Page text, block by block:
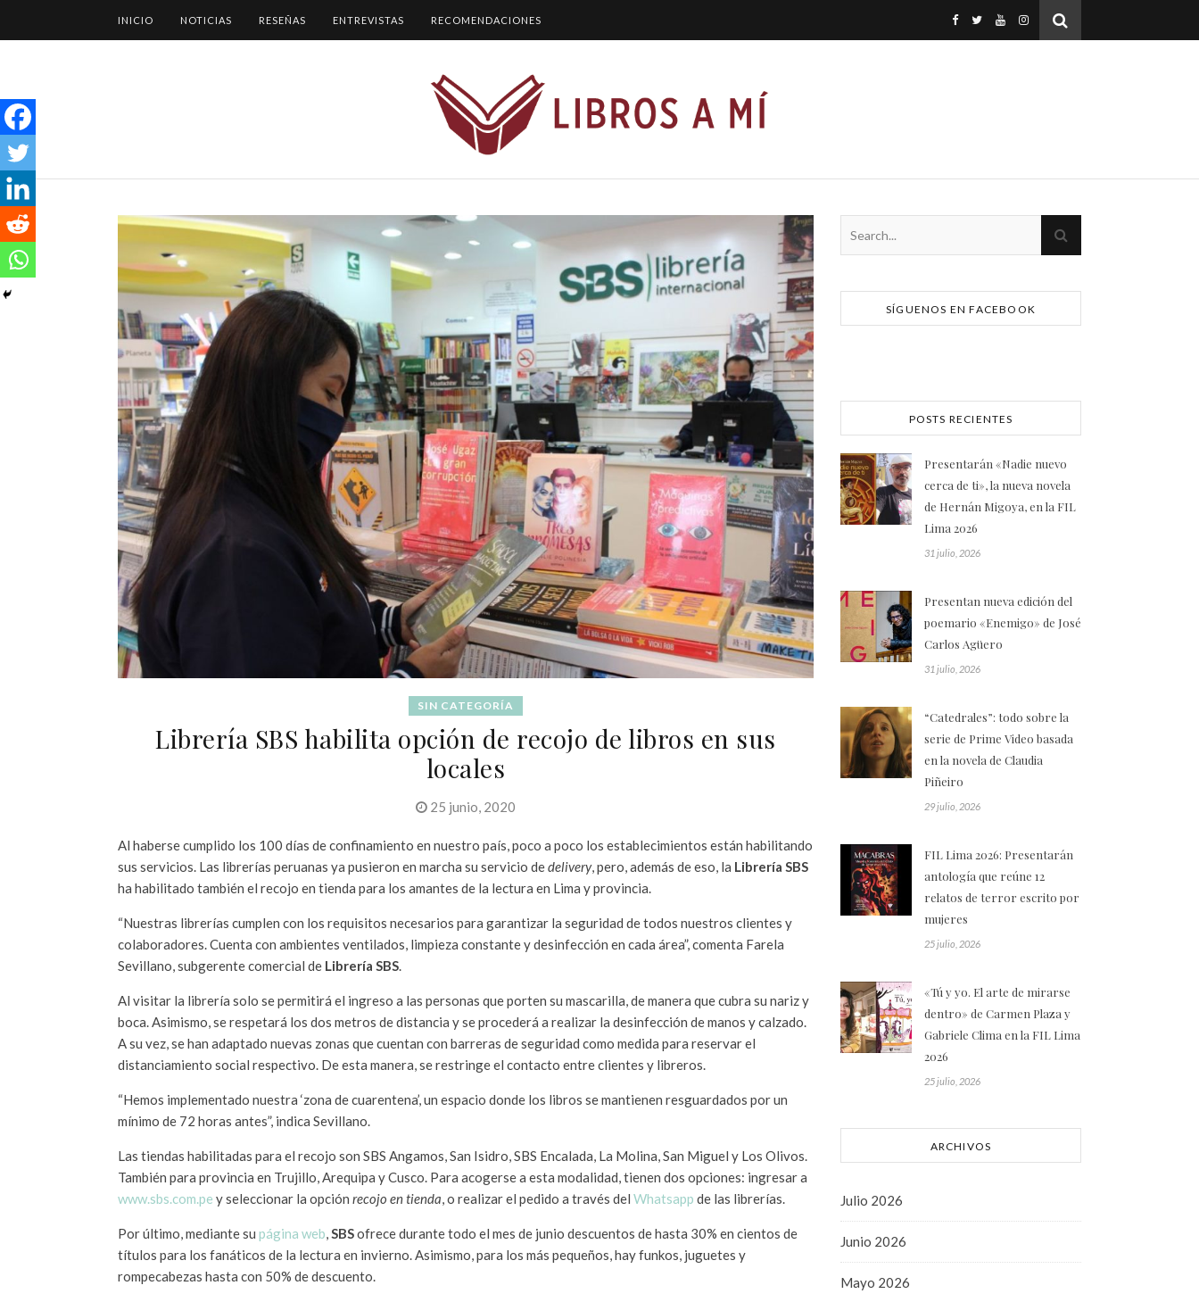
INICIO NOTICIAS RESEÑAS ENTREVISTAS RECOMENDACIONES
SIN CATEGORÍA
Librería SBS habilita opción de recojo de libros en sus
locales
25 junio, 2020
Al haberse cumplido los 100 días de confinamiento en nuestro país, poco a poco los establecimientos están habilitando
sus servicios. Las librerías peruanas ya pusieron en marcha su servicio dedelivery, pero, además de eso, la Librería SBS
ha habilitado también el recojo en tienda para los amantes de la lectura en Lima y provincia.
“Nuestras librerías cumplen con los requisitos necesarios para garantizar la seguridad de todos nuestros clientes y
colaboradores. Cuenta con ambientes ventilados, limpieza constante y desinfección en cada área”, comenta Farela
Sevillano, subgerente comercial de Librería SBS.
Al visitar la librería solo se permitirá el ingreso a las personas que porten su mascarilla, de manera que cubra su nariz y
boca. Asimismo, se respetará los dos metros de distancia y se procederá a realizar la desinfección de manos y calzado.
A su vez, se han adaptado nuevas zonas que cuentan con barreras de seguridad como medida para reservar el
distanciamiento social respectivo. De esta manera, se restringe el contacto entre clientes y libreros.
“Hemos implementado nuestra ‘zona de cuarentena’, un espacio donde los libros se mantienen resguardados por un
mínimo de 72 horas antes”, indica Sevillano.
Las tiendas habilitadas para el recojo son SBS Angamos, San Isidro, SBS Encalada, La Molina, San Miguel y Los Olivos.
También para provincia en Trujillo, Arequipa y Cusco. Para acogerse a esta modalidad, tienen dos opciones: ingresar a
www.sbs.com.pe y seleccionar la opción recojo en tienda,o realizar el pedido a través del Whatsapp de las librerías.
Por último, mediante su página web,SBSofrece durante todo el mes de junio descuentos de hasta 30% en cientos de
títulos para los fanáticos de la lectura en invierno. Asimismo, para los más pequeños, hay funkos, juguetes y
rompecabezas hasta con 50% de descuento.
SÍGUENOS EN FACEBOOK
POSTS RECIENTES
Presentarán «Nadie nuevo
cerca de ti», la nueva novela
de Hernán Migoya, en la FIL
Lima 2026
31 julio, 2026
Presentan nueva edición del
poemario «Enemigo» de José
Carlos Agüero
31 julio, 2026
“Catedrales”: todo sobre la
serie de Prime Video basada
en la novela de Claudia
Piñeiro
29 julio, 2026
FIL Lima 2026: Presentarán
antología que reúne 12
relatos de terror escrito por
mujeres
25 julio, 2026
«Tú y yo. El arte de mirarse
dentro» de Carmen Plaza y
Gabriele Clima en la FIL Lima
2026
25 julio, 2026
ARCHIVOS
Julio 2026
Junio 2026
Mayo 2026